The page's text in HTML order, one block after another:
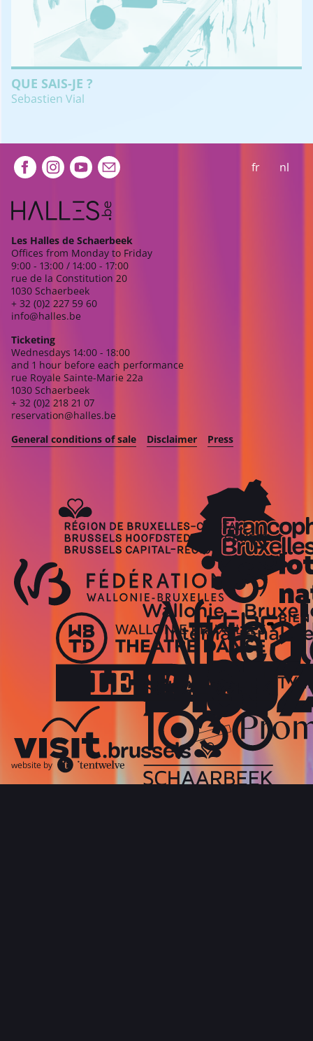
QUE SAIS-JE ?
Sebastien Vial
Extra navigation fr nl
Les Halles de Schaerbeek
Offices from Monday to Friday
9:00 - 13:00 / 14:00 - 17:00
rue de la Constitution 20
1030 Schaerbeek
+ 32 (0)2 227 59 60
info@halles.be
Ticketing
Wednesdays 14:00 - 18:00
and 1 hour before each performance
rue Royale Sainte-Marie 22a
1030 Schaerbeek
+ 32 (0)2 218 21 07
reservation@halles.be
General conditions of sale
Disclaimer Press
website by